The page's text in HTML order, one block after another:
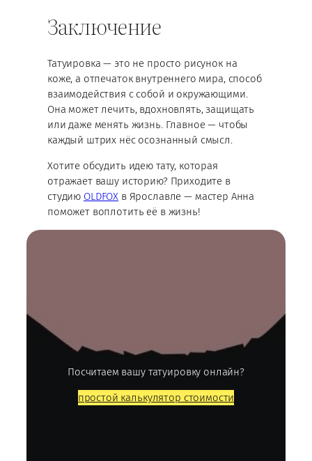
Заключение
Татуировка — это не просто рисунок на
коже, а отпечаток внутреннего мира, способ
взаимодействия с собой и окружающими.
Она может лечить, вдохновлять, защищать
или даже менять жизнь. Главное — чтобы
каждый штрих нёс осознанный смысл.
Хотите обсудить идею тату, которая
отражает вашу историю? Приходите в
студию OLDFOX в Ярославле — мастер Анна
поможет воплотить её в жизнь!
Посчитаем вашу татуировку онлайн?
простой калькулятор стоимости